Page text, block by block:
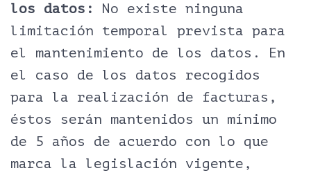
los datos:
No existe ninguna
limitación temporal prevista para
el mantenimiento de los datos. En
el caso de los datos recogidos
para la realización de facturas,
éstos serán mantenidos un mínimo
de 5 años de acuerdo con lo que
marca la legislación vigente,